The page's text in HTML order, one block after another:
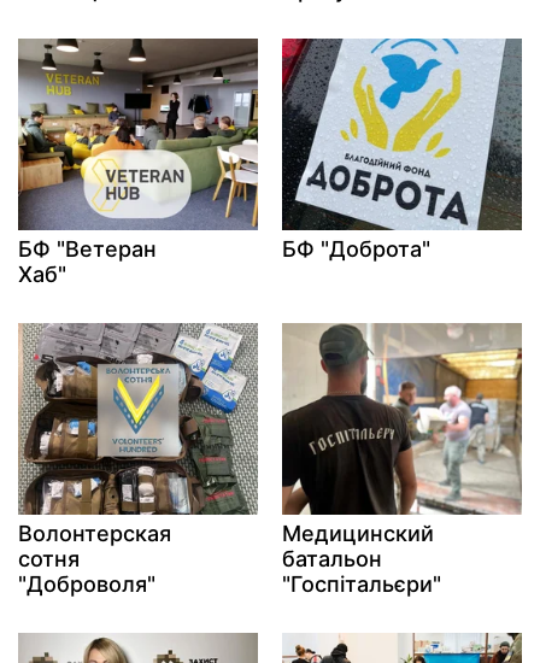
БФ "Ветеран
Хаб"
БФ "Доброта"
Волонтерская
сотня
"Доброволя"
Медицинский
батальон
"Госпітальєри"